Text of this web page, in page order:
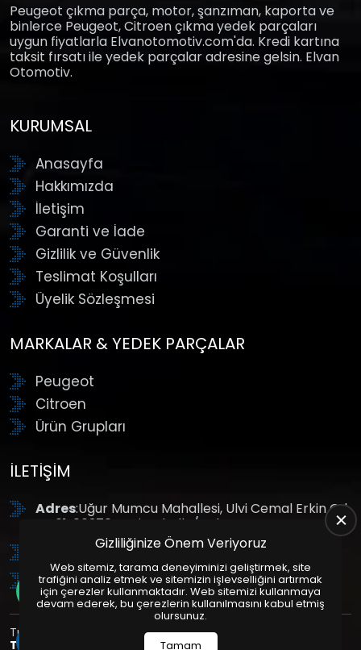
Peugeot çıkma parça, motor, şanzıman, kaporta ve
binlerce Peugeot, Citroen çıkma yedek parçaları
uygun fiyatlarla Elvanotomotiv.com'da. Kredi kartına
taksit fırsatı ile yedek parçalar adresine gelsin. Elvan
Otomotiv.
KURUMSAL
Anasayfa
Hakkımızda
İletişim
Garanti ve İade
Gizlilik ve Güvenlik
Teslimat Koşulları
Üyelik Sözleşmesi
MARKALAR & YEDEK PARÇALAR
Peugeot
Citroen
Ürün Grupları
İLETIŞIM
Adres:Uğur Mumcu Mahallesi, Ulvi Cemal Erkin Cd.
No:61, 06370 Yenimahalle/Ankara
: +90 (312) 354 8888
GSM: +90 (532) 343 4085
Tüm Hakları Saklıdır. | Bu site Us Yazılım
Tasarım
Paketleri ile Hazırlanmıştır. © 2025
Gizliliğinize Önem Veriyoruz
Web sitemiz, tarama deneyiminizi geliştirmek, site
trafiğini analiz etmek ve sitemizin işlevselliğini artırmak
için çerezler kullanmaktadır. Web sitemizi kullanmaya
devam ederek, bu çerezlerin kullanılmasını kabul etmiş
olursunuz.
Tamam